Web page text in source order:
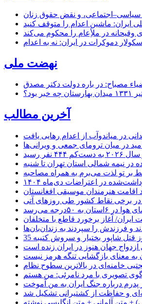
سیاسی–اجتماعی، و نقض حقوق زنان
وقیحانه در ملأِعام را محکوم می‌کند
دموکرات در ایران: نه به اعدام
نهضت ملی
مصباح: در باره دولت دکتر مصدق
آخرین مطالب
در میاندوآب از اعدام رهایی یافت
در میان ترومای جمعی و ویرانی‌ها
در نیمه شمالی استان تهران تا شنبه
تو لذت می‌برم به همراه مصاحبه
اقامت هنرمندان موسیقی افغانستان
در برخی نقاط کشور طی روزهای آتی
۵۰درجه می‌رسد
ایران/ آغاز برخورد قاطع با متخلفان
و فرزندش را سپردند به زندان‌بان‌ها
قتل شاپور بختیار و سروش کتیبه
ازدواج جهان هنوز در ایران زنده است
به معنای بازگشایی تنگه هرمز نیست
خامنه‌ای در بالاترین سطوح نظام
پدرم درباره جنگ ایران به من آموخت
و حفاظت از کشتیرانی تشکیل شد